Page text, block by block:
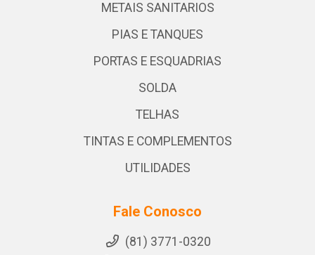
METAIS SANITARIOS
PIAS E TANQUES
PORTAS E ESQUADRIAS
SOLDA
TELHAS
TINTAS E COMPLEMENTOS
UTILIDADES
Fale Conosco
(81) 3771-0320